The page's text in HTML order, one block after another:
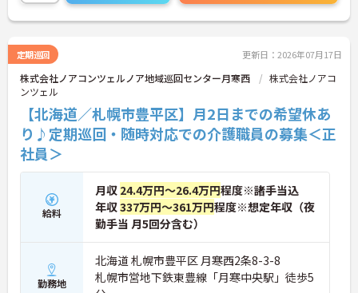
定期巡回 更新日：2026年07月17日
株式会社ノアコンツェルノア地域巡回センター月寒西
株式会社ノアコ
ンツェル
【北海道／札幌市豊平区】月2日までの希望休あ
り♪定期巡回・随時対応での介護職員の募集＜正
社員＞
給料
月収 24.4万円～26.4万円程度※諸手当込
年収337万円～361万円程度※想定年収（夜
勤手当 月5回分含む）
勤務地
北海道 札幌市豊平区 月寒西2条8-3-8
札幌市営地下鉄東豊線「月寒中央駅」徒歩5